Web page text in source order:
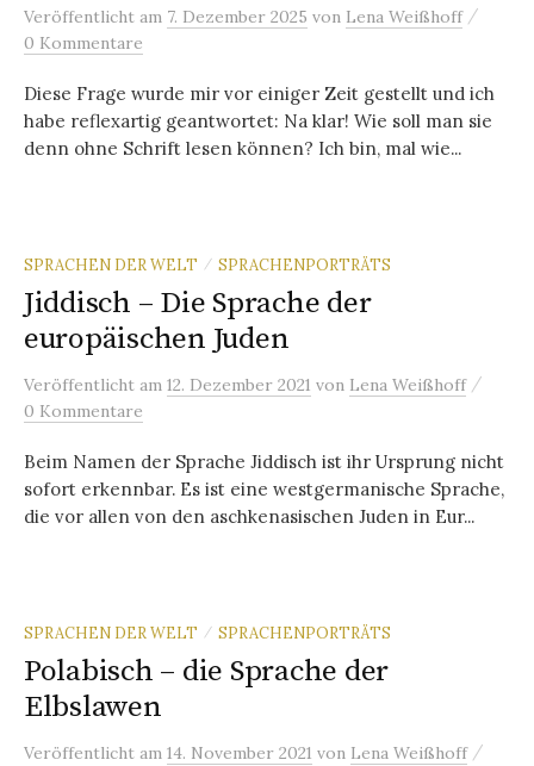
Veröffentlicht am 7. Dezember 2025 von Lena Weißhoff /
0 Kommentare
Diese Frage wurde mir vor einiger Zeit gestellt und ich
habe reflexartig geantwortet: Na klar! Wie soll man sie
denn ohne Schrift lesen können? Ich bin, mal wie...
SPRACHEN DER WELT / SPRACHENPORTRÄTS
Jiddisch – Die Sprache der
europäischen Juden
Veröffentlicht am 12. Dezember 2021 von Lena Weißhoff /
0 Kommentare
Beim Namen der Sprache Jiddisch ist ihr Ursprung nicht
sofort erkennbar. Es ist eine westgermanische Sprache,
die vor allen von den aschkenasischen Juden in Eur...
SPRACHEN DER WELT / SPRACHENPORTRÄTS
Polabisch – die Sprache der
Elbslawen
Veröffentlicht am 14. November 2021 von Lena Weißhoff /